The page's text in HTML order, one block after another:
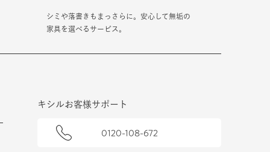
シミや落書きもまっさらに。安心して無垢の
家具を選べるサービス。
キシルお客様サポート
0120-108-672